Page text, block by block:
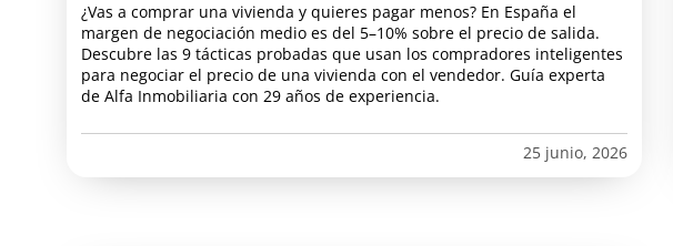
¿Vas a comprar una vivienda y quieres pagar menos? En España el
margen de negociación medio es del 5–10% sobre el precio de salida.
Descubre las 9 tácticas probadas que usan los compradores inteligentes
para negociar el precio de una vivienda con el vendedor. Guía experta
de Alfa Inmobiliaria con 29 años de experiencia.
25 junio, 2026